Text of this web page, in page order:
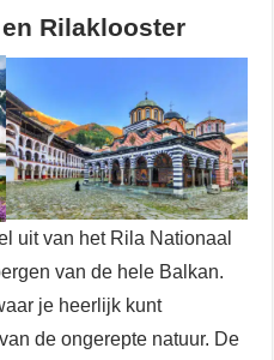
Rilaklooster
uit van het Rila Nationaal
van de hele Balkan.
je heerlijk kunt
de ongerepte natuur. De